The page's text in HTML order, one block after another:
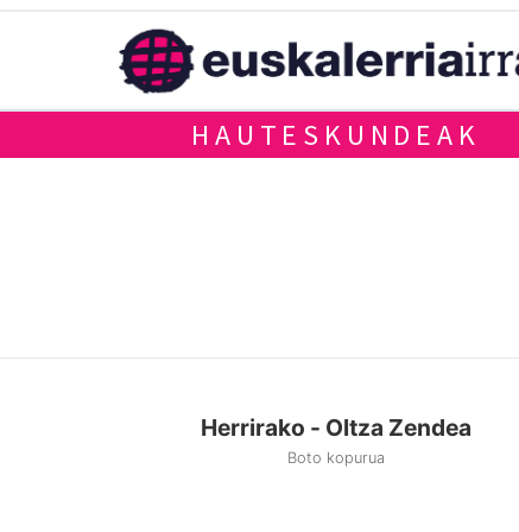
HAUTESKUNDEAK
Herrirako - Oltza Zendea
Boto kopurua